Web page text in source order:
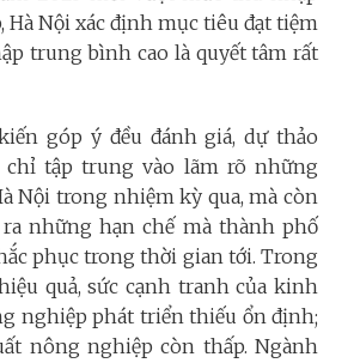
Nội xác định mục tiêu đạt tiệm
trung bình cao là quyết tâm rất
góp ý đều đánh giá, dự thảo
chỉ tập trung vào lãm rõ những
Nội trong nhiệm kỳ qua, mà còn
những hạn chế mà thành phố
phục trong thời gian tới. Trong
quả, sức cạnh tranh của kinh
nghiệp phát triển thiếu ổn định;
nông nghiệp còn thấp. Ngành